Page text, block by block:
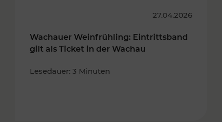
27.04.2026
Wachauer Weinfrühling: Eintrittsband
gilt als Ticket in der Wachau
Lesedauer: 3 Minuten